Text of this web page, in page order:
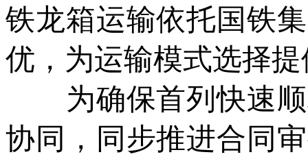
铁龙箱运输依托国铁
优，为运输模式选择
为确保首列快速顺
协同，同步推进合同